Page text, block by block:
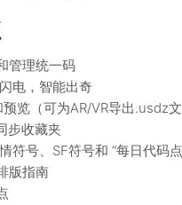
管理统一码
电，智能出奇
览（可为AR/VR导出.usdz文
步收藏夹
符号、SF符号和 “每日代码点
版指南